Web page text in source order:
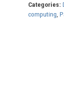
Categories:
computing,